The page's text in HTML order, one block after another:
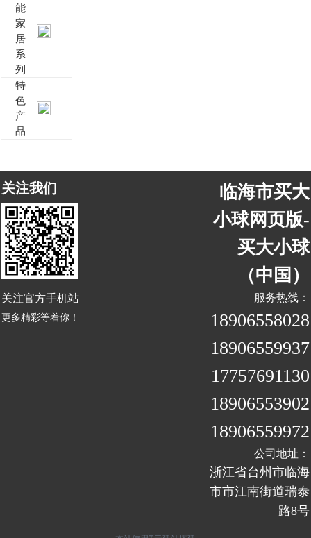
70款的智能开关
能
家
居
系
列
特
色
产
品
关注我们
关注官方手机站
更多精彩等着你！
临海市买大
小球网页版-
买大小球
（中国）
服务热线：
18906558028
18906559937
17757691130
18906553902
18906559972
公司地址：
浙江省台州市临海
市市江南街道瑞泰
路8号